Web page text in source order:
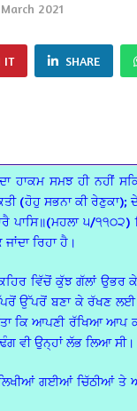
March 2021
IT SHARE
ਹਾਕਮ ਸਮਝ ਹੀ ਨਹੀਂ
(ਹੋਹੁ ਸਭਨਾ ਕੀ ਰੇਣੁਕਾ);
੫/੧੧੦੨)
ਰਿਹਾ ਹੈ।
ਕਹਿਰ ਵਿੱਚੋਂ ਕੁੱਝ ਗੱਲਾਂ
ਉੱਪਰੋਂ ਬਣਾ ਕੇ ਰੱਖਣ ਲਈ
ਕਿ ਆਪਣੀ ਰੱਖਿਆ
ਵੀ ਉਨ੍ਹਾਂ ਲੱਭ ਲਿਆ ਸੀ।
ਗਈਆਂ ਚਿੱਠੀਆਂ ਤੇ